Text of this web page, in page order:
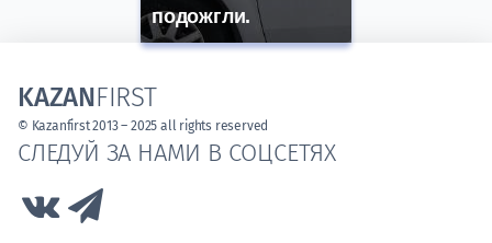
подожгли.
СЛЕДУЙ ЗА НАМИ В СОЦСЕТЯХ
Link to Vk
KAZANFIRST
© Kazanfirst 2013 – 2025 all rights reserved